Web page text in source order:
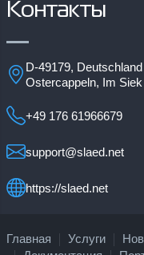
Контакты
D-49179, Deutschland
Ostercappeln, Im
+49 176 61966679
support@slaed.net
https://slaed.net
Главная Услуги